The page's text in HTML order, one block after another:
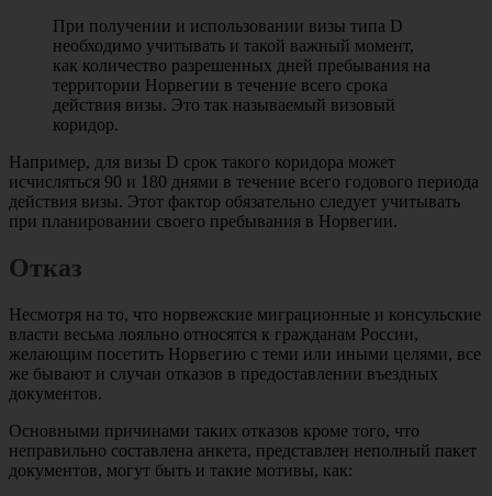
При получении и использовании визы типа D
необходимо учитывать и такой важный момент,
как количество разрешенных дней пребывания на
территории Норвегии в течение всего срока
действия визы. Это так называемый визовый
коридор.
Например, для визы D срок такого коридора может
исчисляться 90 и 180 днями в течение всего годового периода
действия визы. Этот фактор обязательно следует учитывать
при планировании своего пребывания в Норвегии.
Отказ
Несмотря на то, что норвежские миграционные и консульские
власти весьма лояльно относятся к гражданам России,
желающим посетить Норвегию с теми или иными целями, все
же бывают и случаи отказов в предоставлении въездных
документов.
Основными причинами таких отказов кроме того, что
неправильно составлена анкета, представлен неполный пакет
документов, могут быть и такие мотивы, как: